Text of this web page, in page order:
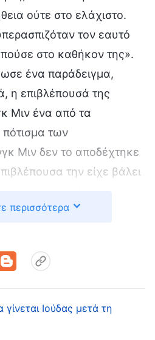
ούτε στο ελάχιστο.
τον εαυτό
στο καθήκον της».
ένα παράδειγμα,
η επιβλέπουσά της
Μιν ένα από τα
των
Μιν δεν το αποδέχτηκε
την είχε βάλει
πια αυτό το καθήκον.
Η επικεφαλής είπε
οι εκδηλώσεις της
φορά που κάτι
και τη θέση της,
δεν μπορούσε να τη
περισσότερα
γίνεται Ιούδας μετά τη